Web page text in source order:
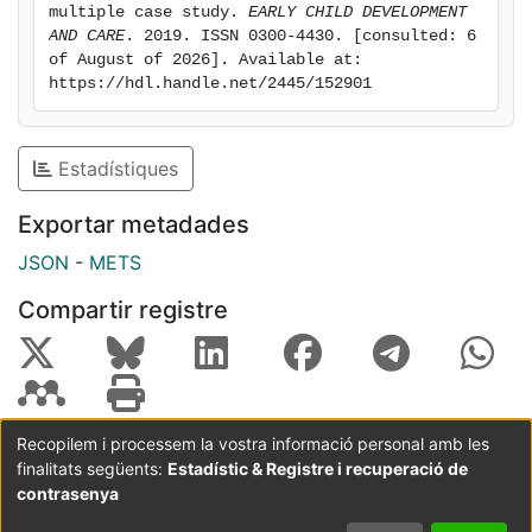
multiple case study. EARLY CHILD DEVELOPMENT
AND CARE. 2019. ISSN 0300-4430. [consulted: 6
of August of 2026]. Available at:
https://hdl.handle.net/2445/152901
Estadístiques
Exportar metadades
JSON - METS
Compartir registre
Coordinació:CRAI UB Avís legal
Metadades
subjectes a:
Recopilem i processem la vostra informació personal amb les
finalitats següents: Estadístic & Registre i recuperació de
contrasenya